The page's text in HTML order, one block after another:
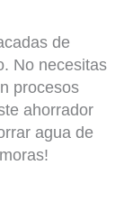
de
No necesitas
procesos
ahorrador
agua de